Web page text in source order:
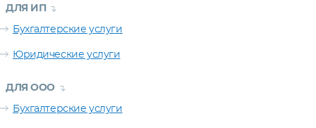
ДЛЯ ИП
Бухгалтерские услуги
Юридические услуги
ДЛЯ ООО
Бухгалтерские услуги